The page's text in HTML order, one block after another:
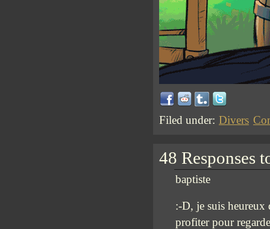
Filed under: Divers
48 Responses
baptiste
:-D, je suis heureux
profiter pour